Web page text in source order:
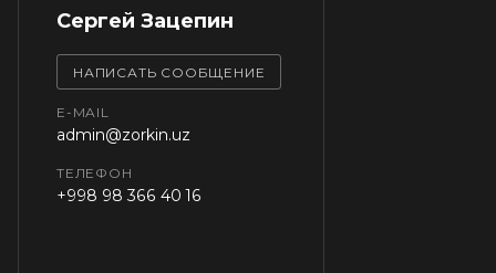
Сергей Зацепин
НАПИСАТЬ СООБЩЕНИЕ
E-MAIL
admin@zorkin.uz
ТЕЛЕФОН
+998 98 366 40 16